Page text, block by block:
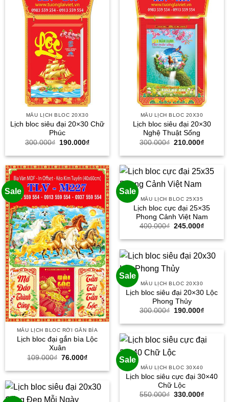
MẪU LỊCH BLOC 20X30
Lịch bloc siêu đại 20×30 Chữ
Phúc
300.000₫
Giá
là:
190.000₫Giá
tại
190.000₫.
MẪU LỊCH BLOC 20X30
Lịch bloc siêu đại 20×30
Nghệ Thuật Sống
300.000₫ Giá
là:
210.000₫Giá
tại
Sale
MẪU LỊCH BLOC RỜI GẮN BÌA
Lịch bloc đại gắn bìa Lộc
Xuân
109.000₫ Giá
là:
76.000₫Giá
tại
76.000₫.
Sale
MẪU LỊCH BLOC 25X35
Lịch bloc cực đại 25×35
Phong Cảnh Việt Nam
400.000₫ Giá
là:
245.000₫Giá
tại
Sale
MẪU LỊCH BLOC 20X30
Lịch bloc siêu đại 20×30 Lộc
Phong Thủy
300.000₫
Giá
là:
190.000₫Giá
tại
Sale
MẪU LỊCH BLOC 30X40
Lịch bloc siêu cực đại 30×40
Chữ Lộc
550.000₫ Giá
330.000₫Giá